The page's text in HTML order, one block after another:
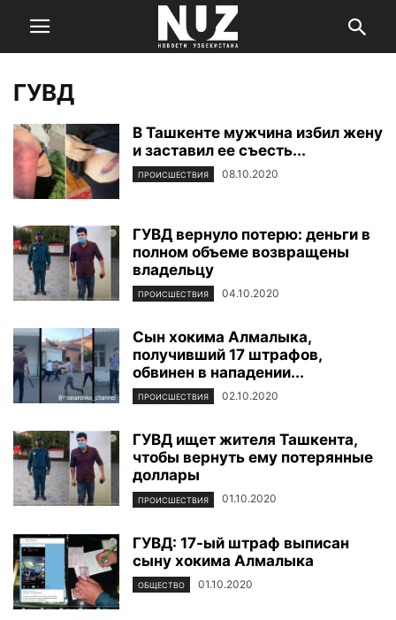
ГУВД
В Ташкенте мужчина избил жену
и заставил ее съесть...
ПРОИСШЕСТВИЯ 08.10.2020
ГУВД вернуло потерю: деньги в
полном объеме возвращены
владельцу
ПРОИСШЕСТВИЯ 04.10.2020
Cын хокима Алмалыка,
получивший 17 штрафов,
обвинен в нападении...
ПРОИСШЕСТВИЯ 02.10.2020
ГУВД ищет жителя Ташкента,
чтобы вернуть ему потерянные
доллары
ПРОИСШЕСТВИЯ 01.10.2020
ГУВД: 17-ый штраф выписан
сыну хокима Алмалыка
ОБЩЕСТВО 01.10.2020